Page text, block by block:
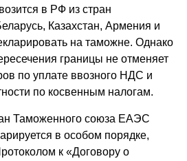
в РФ из стран
Казахстан, Армения и
на таможне. Однако
границы не отменяет
по уплате ввозного НДС и
по косвенным налогам.
Таможенного союза ЕАЭС
в особом порядке,
к «Договору о